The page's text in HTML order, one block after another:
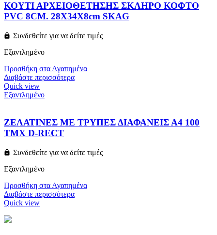
ΚΟΥΤΙ ΑΡΧΕΙΟΘΕΤΗΣΗΣ ΣΚΛΗΡΟ ΚΟΦΤΟ
PVC 8CM. 28Χ34Χ8cm SKAG
Συνδεθείτε για να δείτε τιμές
Εξαντλημένο
Προσθήκη στα Αγαπημένα
Διαβάστε περισσότερα
Quick view
Εξαντλημένο
ΖΕΛΑΤΙΝΕΣ ΜΕ ΤΡΥΠΕΣ ΔΙΑΦΑΝΕΙΣ Α4 100
ΤΜΧ D-RECT
Συνδεθείτε για να δείτε τιμές
Εξαντλημένο
Προσθήκη στα Αγαπημένα
Διαβάστε περισσότερα
Quick view